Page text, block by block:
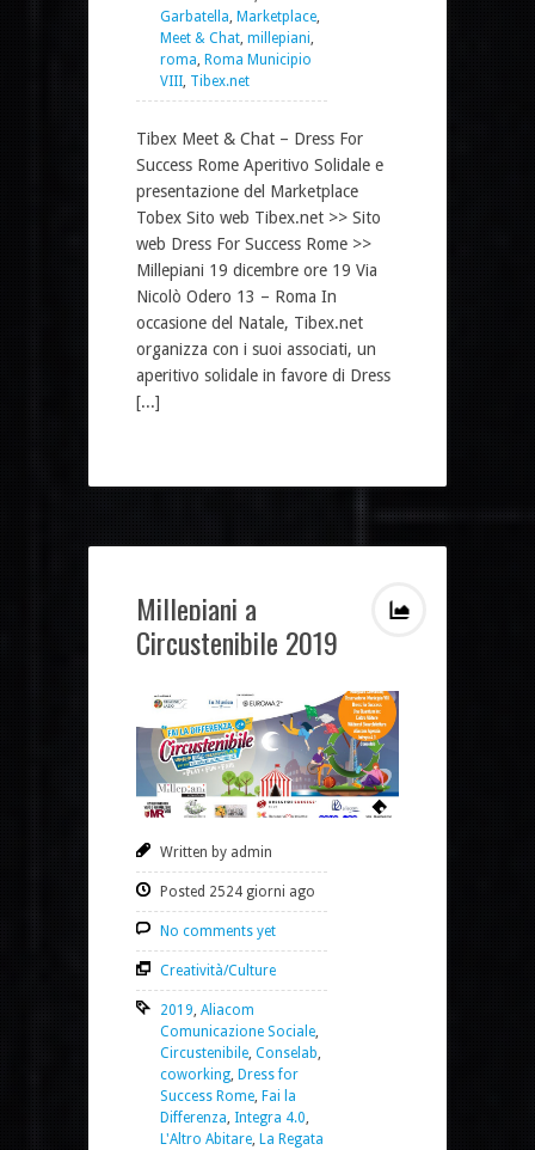
Garbatella, Marketplace,
Meet & Chat, millepiani,
roma, Roma Municipio
VIII, Tibex.net
Tibex Meet & Chat – Dress For
Success Rome Aperitivo Solidale e
presentazione del Marketplace
Tobex Sito web Tibex.net >> Sito
web Dress For Success Rome >>
Millepiani 19 dicembre ore 19 Via
Nicolò Odero 13 – Roma In
occasione del Natale, Tibex.net
organizza con i suoi associati, un
aperitivo solidale in favore di Dress
[...]
Millepiani a
Circustenibile 2019
Written by admin
Posted 2524 giorni ago
No comments yet
Creatività/Culture
2019, Aliacom
Comunicazione Sociale,
Circustenibile, Conselab,
coworking, Dress for
Success Rome, Fai la
Differenza, Integra 4.0,
L'Altro Abitare, La Regata